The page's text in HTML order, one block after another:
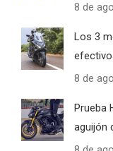
8 de
Los 3
8 de
Prueba
aguijón